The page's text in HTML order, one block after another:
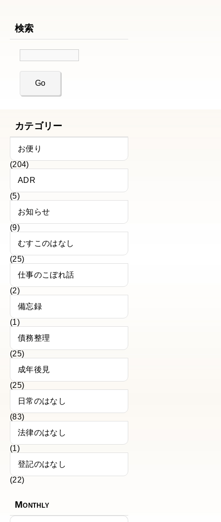
検索
カテゴリー
お便り
(204)
ADR
(5)
お知らせ
(9)
むすこのはなし
(25)
仕事のこぼれ話
(2)
備忘録
(1)
債務整理
(25)
成年後見
(25)
日常のはなし
(83)
法律のはなし
(1)
登記のはなし
(22)
Monthly